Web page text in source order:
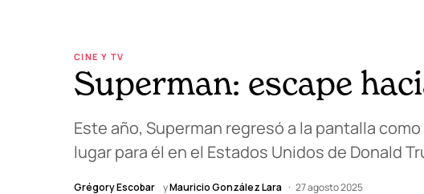
CINE Y TV
Superman: escape
Este año, Superman regresó a la pantalla
lugar para él en el Estados Unidos de Donald
Grégory Escobar yMauricio González Lara 27 agosto 2025